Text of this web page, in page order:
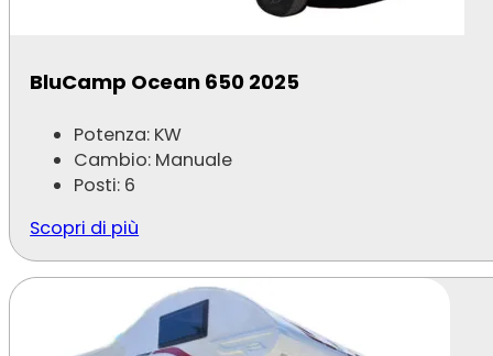
BluCamp Ocean 650 2025
Potenza: KW
Cambio: Manuale
Posti: 6
Scopri di più